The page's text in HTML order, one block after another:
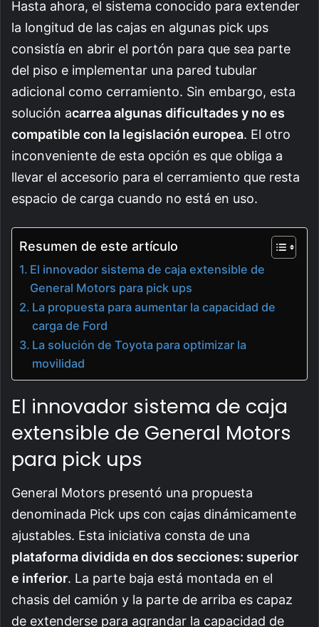
Hasta ahora, el sistema conocido para extender
la longitud de las cajas en algunas pick ups
consistía en abrir el portón para que sea parte
del piso e implementar una pared tubular
adicional como cerramiento. Sin embargo, esta
solución acarrea algunas dificultades y no es
compatible con la legislación europea. El otro
inconveniente de esta opción es que obliga a
llevar el accesorio para el cerramiento que resta
espacio de carga cuando no está en uso.
Resumen de este artículo
El innovador sistema de caja extensible de
General Motors para pick ups
La propuesta para aumentar la capacidad de
carga de Ford
La solución de Toyota para optimizar la
movilidad
El innovador sistema de caja
extensible de General Motors
para pick ups
General Motors presentó una propuesta
denominada Pick ups con cajas dinámicamente
ajustables. Esta iniciativa consta de una
plataforma dividida en dos secciones: superior
e inferior. La parte baja está montada en el
chasis del camión y la parte de arriba es capaz
de extenderse para agrandar la capacidad de